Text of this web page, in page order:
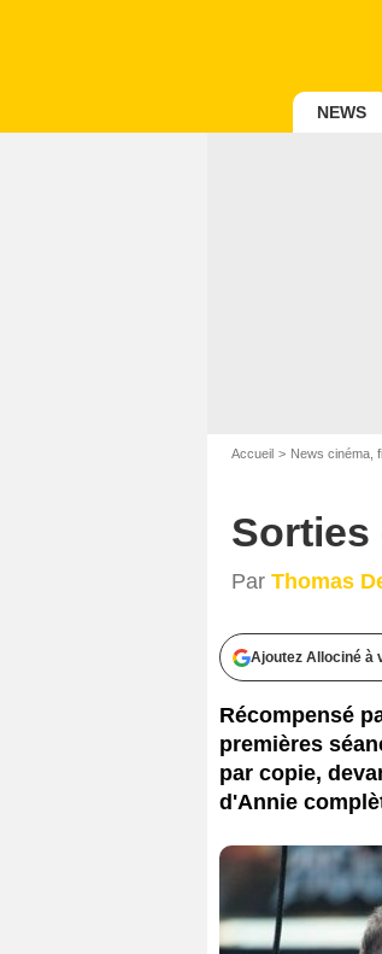
NEWS
Accueil News cinéma,
Sorties
Par Thomas
Ajoutez Allociné à
Récompensé
premières
par copie,
d'Annie